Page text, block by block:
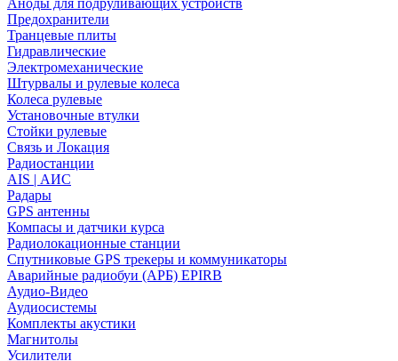
Аноды для подруливающих устройств
Предохранители
Транцевые плиты
Гидравлические
Электромеханические
Штурвалы и рулевые колеса
Колеса рулевые
Установочные втулки
Стойки рулевые
Связь и Локация
Радиостанции
AIS | АИС
Радары
GPS антенны
Компасы и датчики курса
Радиолокационные станции
Спутниковые GPS трекеры и коммуникаторы
Аварийные радиобуи (АРБ) EPIRB
Аудио-Видео
Аудиосистемы
Комплекты акустики
Магнитолы
Усилители